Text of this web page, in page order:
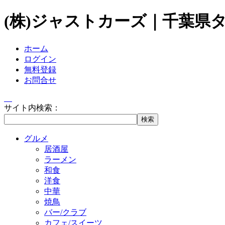
(株)ジャストカーズ｜千葉県
ホーム
ログイン
無料登録
お問合せ
サイト内検索：
グルメ
居酒屋
ラーメン
和食
洋食
中華
焼鳥
バー/クラブ
カフェ/スイーツ